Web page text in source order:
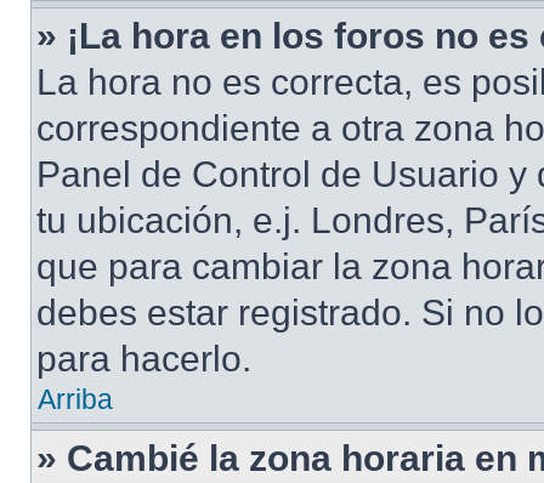
» ¡La hora en los foros no
La hora no es correcta, es
correspondiente a otra zona
Panel de Control de Usuario
tu ubicación, e.j. Londres,
que para cambiar la zona
debes estar registrado. Si no
para hacerlo.
Arriba
» Cambié la zona horaria en